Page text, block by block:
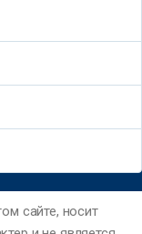
сайте, носит